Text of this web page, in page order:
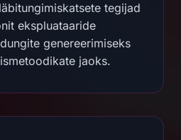
tegijad
ekspluataaride
genereerimiseks
jaoks.